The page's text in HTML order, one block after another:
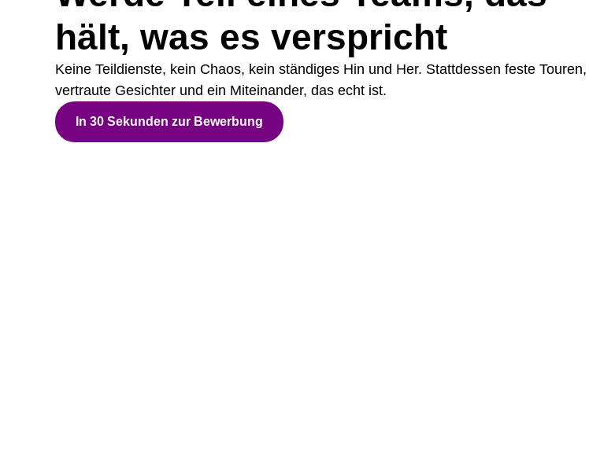
hält, was es verspricht
Keine Teildienste, kein Chaos, kein ständiges Hin und Her. Stattdessen feste Touren,
vertraute Gesichter und ein Miteinander, das echt ist.
In 30 Sekunden zur Bewerbung